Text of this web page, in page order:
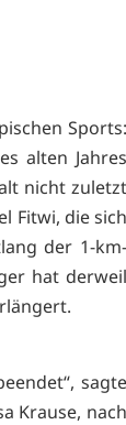
Sports:
alten Jahres
nicht zuletzt
Fitwi, die sich
der 1-km-
hat derweil
sagte
Krause, nach